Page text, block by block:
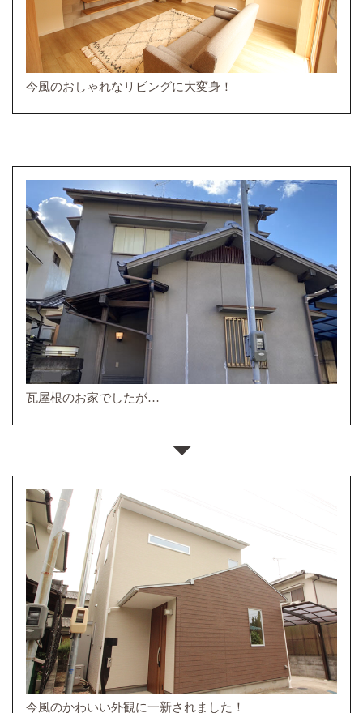
今風のおしゃれなリビングに大変身！
瓦屋根のお家でしたが…
今風のかわいい外観に一新されました！